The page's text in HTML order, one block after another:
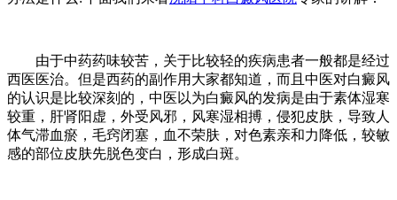
由于中药药味较苦，关于比较轻的疾病患者一般都是经过
西医医治。但是西药的副作用大家都知道，而且中医对白癜风
的认识是比较深刻的，中医以为白癜风的发病是由于素体湿寒
较重，肝肾阳虚，外受风邪，风寒湿相搏，侵犯皮肤，导致人
体气滞血瘀，毛窍闭塞，血不荣肤，对色素亲和力降低，较敏
感的部位皮肤先脱色变白，形成白斑。